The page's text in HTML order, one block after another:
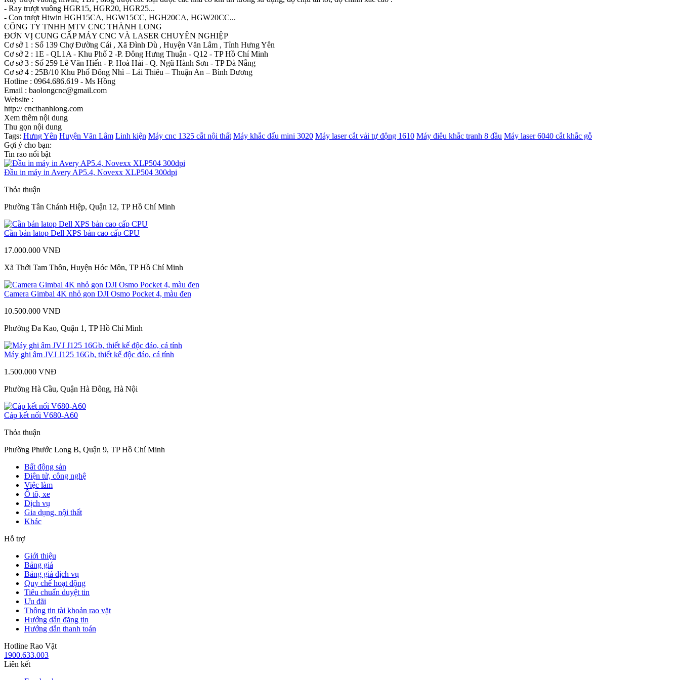
- Ray trượt vuông HGR15, HGR20, HGR25...
- Con trượt Hiwin HGH15CA, HGW15CC, HGH20CA, HGW20CC...
CÔNG TY TNHH MTV CNC THÀNH LONG
ĐƠN VỊ CUNG CẤP MÁY CNC VÀ LASER CHUYÊN NGHIỆP
Cơ sở 1 : Số 139 Chợ Đường Cái , Xã Đình Dù , Huyện Văn Lâm , Tỉnh Hưng Yên
Cơ sở 2 : 1E - QL1A - Khu Phố 2 -P. Đông Hưng Thuận - Q12 - TP Hồ Chí Minh
Cơ sở 3 : Số 259 Lê Văn Hiến - P. Hoà Hải - Q. Ngũ Hành Sơn - TP Đà Nẵng
Cơ sở 4 : 25B/10 Khu Phố Đông Nhì – Lái Thiêu – Thuận An – Bình Dương
Hotline : 0964.686.619 - Ms Hồng
Email : baolongcnc@gmail.com
Website :
http:// cncthanhlong.com
Xem thêm nội dung
Thu gọn nội dung
Tags: Hưng Yên Huyện Văn Lâm Linh kiện Máy cnc 1325 cắt nội thất Máy khắc dấu mini 3020 Máy laser cắt vải tự động 1610 Máy điêu khắc tranh 8 đầu Máy laser 6040 cắt khắc gỗ
Gợi ý cho bạn:
Tin rao nổi bật
Đầu in máy in Avery AP5.4, Novexx XLP504 300dpi
Thỏa thuận
Phường Tân Chánh Hiệp, Quận 12, TP Hồ Chí Minh
Cần bán latop Dell XPS bản cao cấp CPU
17.000.000 VNĐ
Xã Thới Tam Thôn, Huyện Hóc Môn, TP Hồ Chí Minh
Camera Gimbal 4K nhỏ gọn DJI Osmo Pocket 4, màu đen
10.500.000 VNĐ
Phường Đa Kao, Quận 1, TP Hồ Chí Minh
Máy ghi âm JVJ J125 16Gb, thiết kế độc đáo, cá tính
1.500.000 VNĐ
Phường Hà Cầu, Quận Hà Đông, Hà Nội
Cáp kết nối V680-A60
Thỏa thuận
Phường Phước Long B, Quận 9, TP Hồ Chí Minh
Bất động sản
Điện tử, công nghệ
Việc làm
Ô tô, xe
Dịch vụ
Gia dụng, nội thất
Khác
Hỗ trợ
Giới thiệu
Bảng giá
Bảng giá dịch vụ
Quy chế hoạt động
Tiêu chuẩn duyệt tin
Ưu đãi
Thông tin tài khoản rao vặt
Hướng dẫn đăng tin
Hướng dẫn thanh toán
Hotline Rao Vặt
1900.633.003
Liên kết